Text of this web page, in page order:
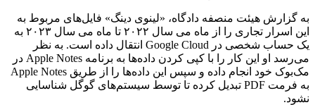
به گزارش هیئت منصفه دادگاه، «لینوی دینگ» فایل‌های مربوط به
این اسرار تجاری را از ماه می سال ۲۰۲۲ تا ماه می سال ۲۰۲۳ به
یک حساب شخصی در Google Cloud انتقال داده است. به نظر
می‌رسد او این کار را با کپی کردن داده‌ها به برنامه Apple Notes در
مک‌بوک خود انجام داده و سپس این داده‌ها را از طریق Apple Notes
به فرمت PDF تبدیل کرده تا توسط سیستم‌های گوگل شناسایی
نشود.